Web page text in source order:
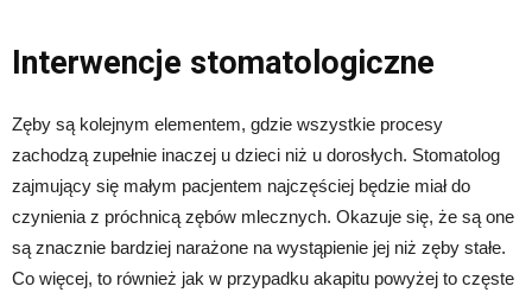
Interwencje stomatologiczne
Zęby są kolejnym elementem, gdzie wszystkie procesy
zachodzą zupełnie inaczej u dzieci niż u dorosłych. Stomatolog
zajmujący się małym pacjentem najczęściej będzie miał do
czynienia z próchnicą zębów mlecznych. Okazuje się, że są one
są znacznie bardziej narażone na wystąpienie jej niż zęby stałe.
Co więcej, to również jak w przypadku akapitu powyżej to częste